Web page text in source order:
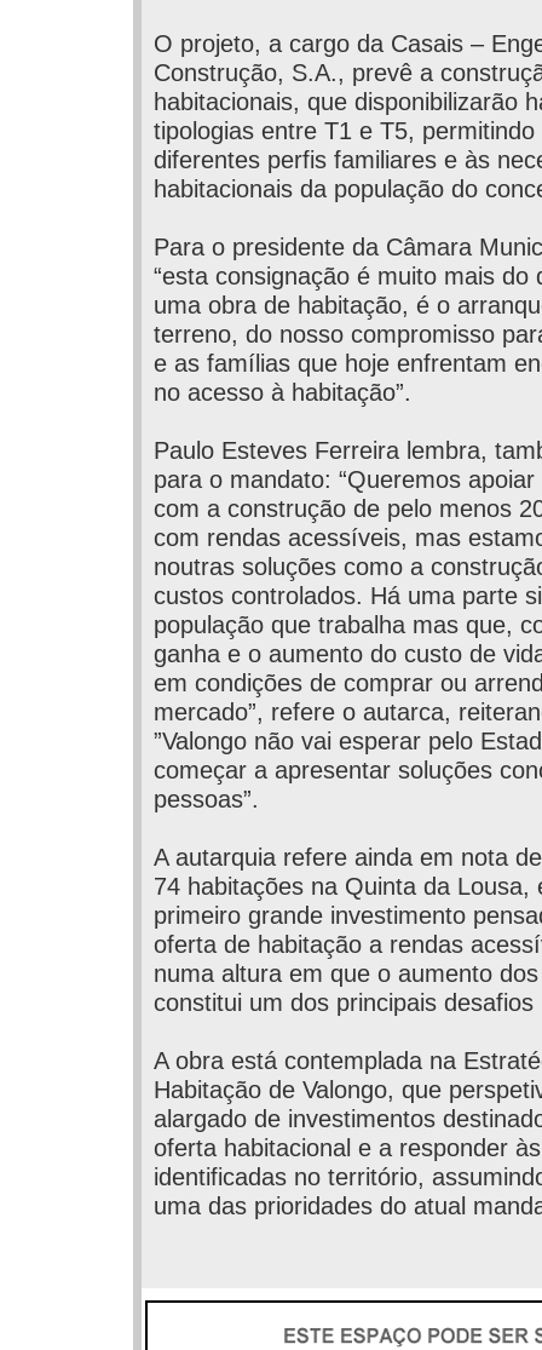
O projeto, a cargo da Casais –
Construção, S.A., prevê a
habitacionais, que disponibilizarão
tipologias entre T1 e T5,
diferentes perfis familiares e às
habitacionais da população do
Para o presidente da Câmara
“esta consignação é muito mais do
uma obra de habitação, é o
terreno, do nosso compromisso
e as famílias que hoje enfrentam
no acesso à habitação”.
Paulo Esteves Ferreira lembra,
para o mandato: “Queremos
com a construção de pelo menos
com rendas acessíveis, mas
noutras soluções como a
custos controlados. Há uma parte
população que trabalha mas que,
ganha e o aumento do custo de
em condições de comprar ou
mercado”, refere o autarca,
”Valongo não vai esperar pelo
começar a apresentar soluções
pessoas”.
A autarquia refere ainda em nota
74 habitações na Quinta da Lousa,
primeiro grande investimento
oferta de habitação a rendas
numa altura em que o aumento
constitui um dos principais
A obra está contemplada na
Habitação de Valongo, que
alargado de investimentos
oferta habitacional e a responder
identificadas no território,
uma das prioridades do atual